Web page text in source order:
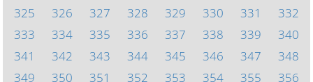
325
326 327 328 329 330 331
332
333
334 335 336 337 338 339
340
341
342 343 344 345 346 347
348
349
350 351 352 353 354 355 356